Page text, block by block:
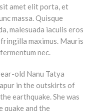
amet elit porta, et
massa. Quisque
malesuada iaculis eros
maximus. Mauris
nec.